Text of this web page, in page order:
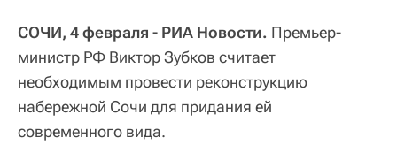
СОЧИ, 4 февраля - РИА Новости. Премьер-
министр РФ Виктор Зубков считает
необходимым провести реконструкцию
набережной Сочи для придания ей
современного вида.